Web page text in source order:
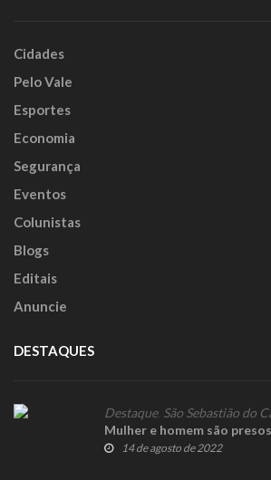
Cidades
Pelo Vale
Esportes
Economia
Segurança
Eventos
Colunistas
Blogs
Editais
Anuncie
DESTAQUES
Destaque, São Sebastião do
Mulher e homem são
14 de agosto de 2022